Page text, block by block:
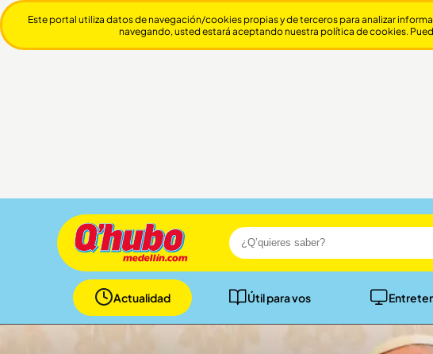
Actualidad Útil para vos
Este portal utiliza datos de navegación/cookies propias y de terceros para analizar
navegando, usted estará aceptando nuestra política de cookies.